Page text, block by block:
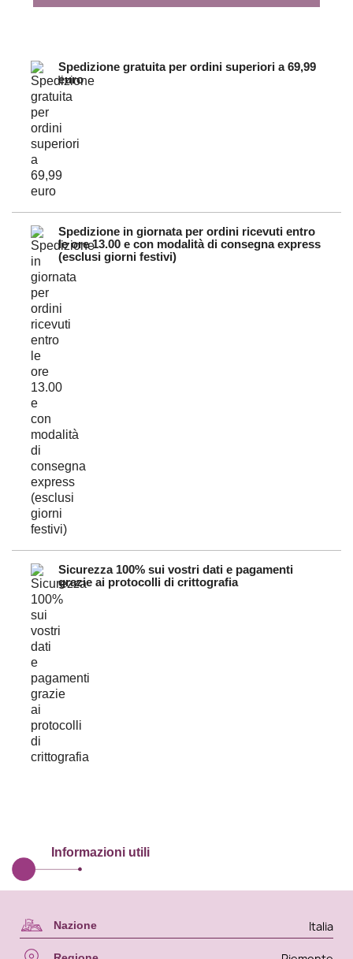
Spedizione gratuita per ordini superiori a 69,99
euro
Spedizione in giornata per ordini ricevuti entro
le ore 13.00 e con modalità di consegna express
(esclusi giorni festivi)
Sicurezza 100% sui vostri dati e pagamenti
grazie ai protocolli di crittografia
Informazioni utili
Nazione Italia